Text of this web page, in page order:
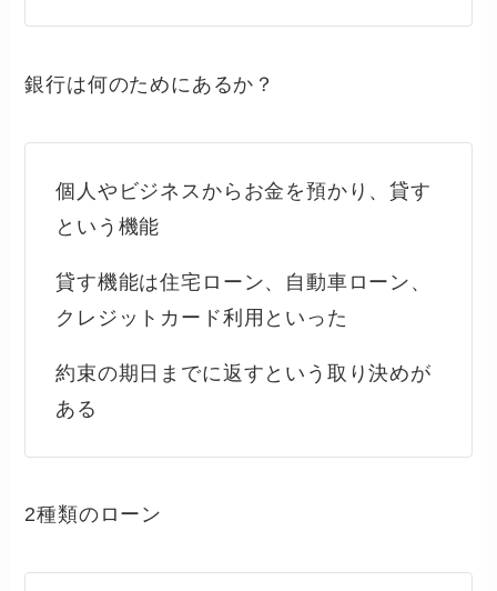
銀行は何のためにあるか？
個人やビジネスからお金を預かり、貸す
という機能
貸す機能は住宅ローン、自動車ローン、
クレジットカード利用といった
約束の期日までに返すという取り決めが
ある
2種類のローン